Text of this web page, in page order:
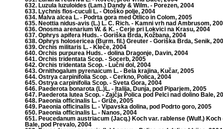
632. Luzula luzuloides (Lam.) Dandy & Wilm. - Porezen, 2004
633. Lychnis flos-cuculi L. - Otoško polje, 2004
634. Malva alcea L. - Podrta gora med Otlico in Colom, 2005
635. Neottia nidus-avis (L.) L. C. Rich. - Kamni vrh nad Ambrusom,
636. Onosma arenarium W. & K. - Cerje pri Lokvici na Krasu, 2004
637. Ophrys apifera Huds. - Goriška Brda, Kožbana, 2004
638. Ophrys holosericea (Burm. fil.) Greuter - Goriška Brda, Senik,
639. Orchis militaris L. - Kleče, 2004
640. Orchis purpurea Huds. - dolina Dragonje, Davin, 2004
641. Orchis tridentata Scop. - Socerb, 2005
642. Orchis tridentata Scop. - Lučni dol, 2004
643. Ornithogalum pyrenaicum L. - Bela krajina, Kučar, 2005
644. Ostrya carpinifolia Scop. - Cerkno, Polica, 2004
645. Ostrya carpinifolia Scop. - Sveta Gora, 2004
646. Paederota bonarota (L.)L. - Italija, Dunja, pod Piparjem, 2005
647. Paederota lutea Scop. - Zajčja Polica pod Pelci nad dolino Bale,
648. Paeonia officinalis L. - Griže, 2005
649. Paeonia officinalis L. - Vipavska dolina, pod Podrto goro, 2005
650. Paeonia officinalis L. - Nanos, 2004
651. Peucedanum austriacum (Jacq.) Koch var. rablense (Wulf.) Koch
Bale, pod Prevalo, 2004